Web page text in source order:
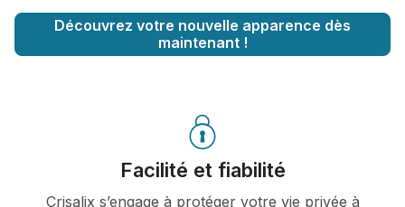
Découvrez votre nouvelle apparence dès
maintenant !
Facilité et fiabilité
Crisalix s’engage à protéger votre vie privée à